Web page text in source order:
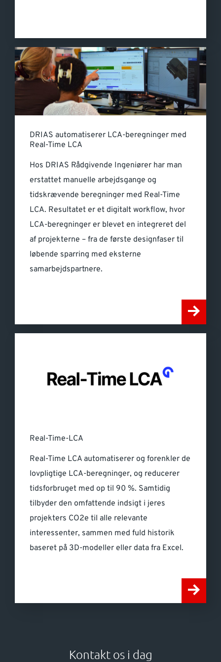
DRIAS automatiserer LCA-beregninger med
Real-Time LCA
Hos DRIAS Rådgivende Ingeniører har man
erstattet manuelle arbejdsgange og
tidskrævende beregninger med Real-Time
LCA. Resultatet er et digitalt workflow, hvor
LCA-beregninger er blevet en integreret del
af projekterne – fra de første designfaser til
løbende sparring med eksterne
samarbejdspartnere.
Real-Time-LCA
Real-Time LCA automatiserer og forenkler de
lovpligtige LCA-beregninger, og reducerer
tidsforbruget med op til 90 %. Samtidig
tilbyder den omfattende indsigt i jeres
projekters CO2e til alle relevante
interessenter, sammen med fuld historik
baseret på 3D-modeller eller data fra Excel.
Kontakt os i dag